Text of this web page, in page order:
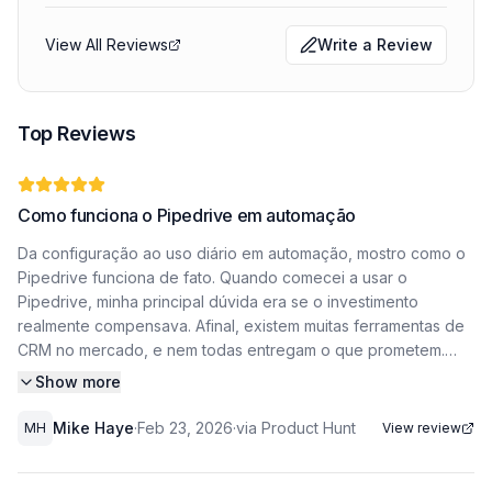
View All Reviews Write a Review
Top Reviews
Como funciona o Pipedrive em automação
Da configuração ao uso diário em automação, mostro como o
Pipedrive funciona de fato. Quando comecei a usar o
Pipedrive, minha principal dúvida era se o investimento
realmente compensava. Afinal, existem muitas ferramentas de
CRM no mercado, e nem todas entregam o que prometem.
Depois de meses testando na prática, posso dizer que a
você usa seus recursos. O que mais me impressionou foi a
vendas em algo quase intuitivo. Neste artigo, compartilho
Show more
MH Mike Haye·Feb 23, 2026·via Product Hunt View review